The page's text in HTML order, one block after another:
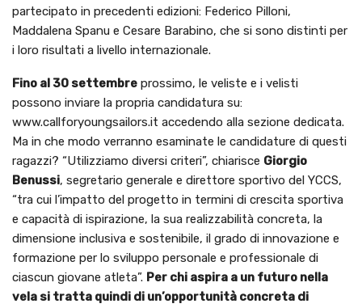
partecipato in precedenti edizioni: Federico Pilloni,
Maddalena Spanu e Cesare Barabino, che si sono distinti per
i loro risultati a livello internazionale.
Fino al 30 settembre prossimo, le veliste e i velisti
possono inviare la propria candidatura su:
www.callforyoungsailors.it accedendo alla sezione dedicata.
Ma in che modo verranno esaminate le candidature di questi
ragazzi? “Utilizziamo diversi criteri”, chiarisce Giorgio
Benussi, segretario generale e direttore sportivo del YCCS,
“tra cui l’impatto del progetto in termini di crescita sportiva
e capacità di ispirazione, la sua realizzabilità concreta, la
dimensione inclusiva e sostenibile, il grado di innovazione e
formazione per lo sviluppo personale e professionale di
ciascun giovane atleta”. Per chi aspira a un futuro nella
vela si tratta quindi di un’opportunità concreta di